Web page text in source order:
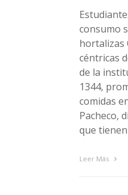
consumo
hortalizas
céntricas
de la
1344,
comidas
Pacheco,
que
Leer Más